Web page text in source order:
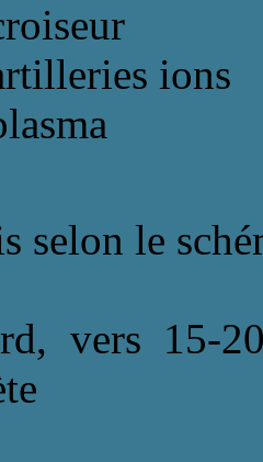
ions
selon le
vers 15-